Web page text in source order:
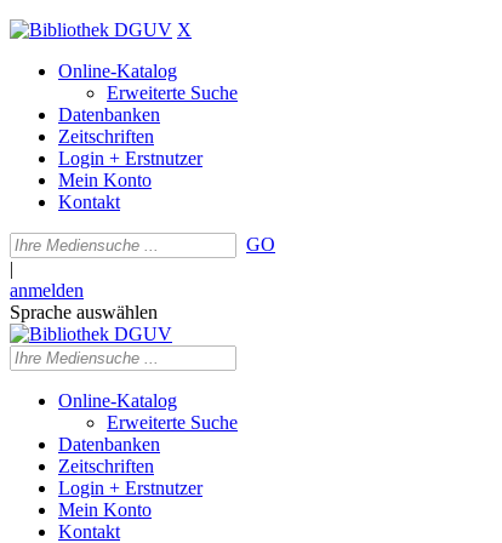
X
Online-Katalog
Erweiterte Suche
Datenbanken
Zeitschriften
Login + Erstnutzer
Mein Konto
Kontakt
GO
|
anmelden
Sprache auswählen
Online-Katalog
Erweiterte Suche
Datenbanken
Zeitschriften
Login + Erstnutzer
Mein Konto
Kontakt